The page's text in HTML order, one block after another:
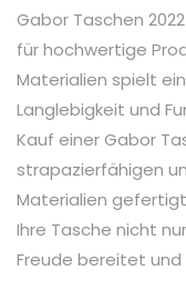
Gabor Taschen
für hochwertige
Materialien spielt
Langlebigkeit und
Kauf einer Gabor
strapazierfähigen
Materialien gefertigt
Ihre Tasche nicht
Freude bereitet